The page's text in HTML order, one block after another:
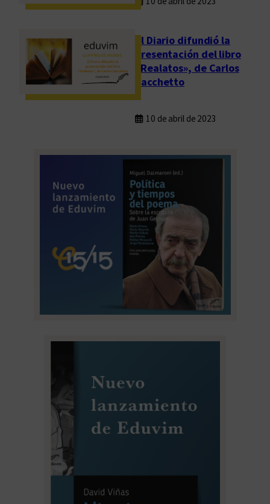
El Diario difundió la
presentación del libro
«Realatos», de Carlos
Sacchetto
10 de abril de 2023